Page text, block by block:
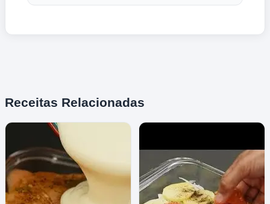
Receitas Relacionadas